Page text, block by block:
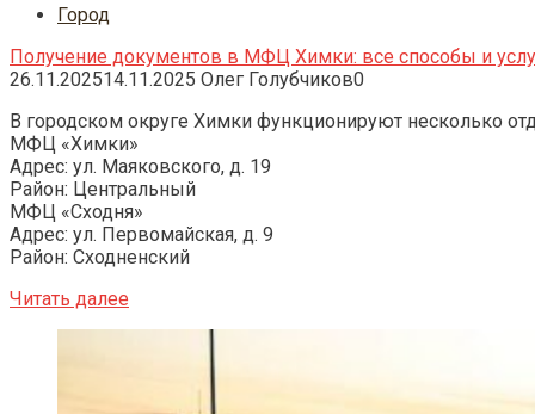
Город
Получение документов в МФЦ Химки: все способы и
26.11.202514.11.2025 Олег Голубчиков0
В городском округе Химки функционируют несколько
МФЦ «Химки»
Адрес: ул. Маяковского, д. 19
Район: Центральный
МФЦ «Сходня»
Адрес: ул. Первомайская, д. 9
Район: Сходненский
Читать далее